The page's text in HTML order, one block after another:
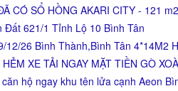
CÓ SỔ HỒNG AKARI CITY - 121
Đất 621/1 Tỉnh Lộ 10 Bình Tân
12/26 Bình Thành,Bình Tân 4*14M2
XE TẢI NGAY MẶT TIỀN GÒ
hộ ngay khu tên lửa cạnh Aeon